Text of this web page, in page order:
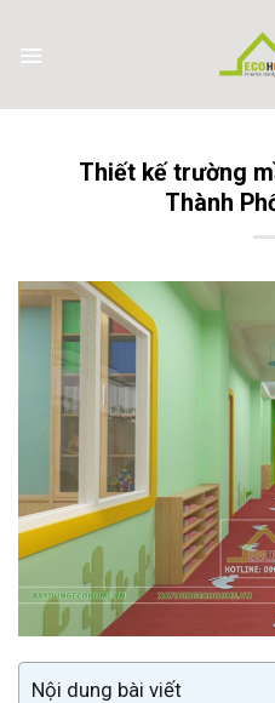
content
Thiết kế trường
Thành
Nội dung bài viết